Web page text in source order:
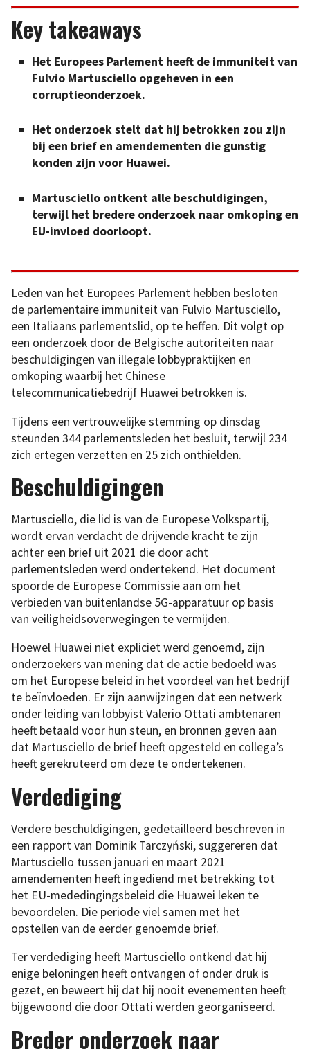
Key takeaways
Het Europees Parlement heeft de immuniteit van
Fulvio Martusciello opgeheven in een
corruptieonderzoek.
Het onderzoek stelt dat hij betrokken zou zijn
bij een brief en amendementen die gunstig
konden zijn voor Huawei.
Martusciello ontkent alle beschuldigingen,
terwijl het bredere onderzoek naar omkoping en
EU-invloed doorloopt.
Leden van het Europees Parlement hebben besloten
de parlementaire immuniteit van Fulvio Martusciello,
een Italiaans parlementslid, op te heffen. Dit volgt op
een onderzoek door de Belgische autoriteiten naar
beschuldigingen van illegale lobbypraktijken en
omkoping waarbij het Chinese
telecommunicatiebedrijf Huawei betrokken is.
Tijdens een vertrouwelijke stemming op dinsdag
steunden 344 parlementsleden het besluit, terwijl 234
zich ertegen verzetten en 25 zich onthielden.
Beschuldigingen
Martusciello, die lid is van de Europese Volkspartij,
wordt ervan verdacht de drijvende kracht te zijn
achter een brief uit 2021 die door acht
parlementsleden werd ondertekend. Het document
spoorde de Europese Commissie aan om het
verbieden van buitenlandse 5G-apparatuur op basis
van veiligheidsoverwegingen te vermijden.
Hoewel Huawei niet expliciet werd genoemd, zijn
onderzoekers van mening dat de actie bedoeld was
om het Europese beleid in het voordeel van het bedrijf
te beïnvloeden. Er zijn aanwijzingen dat een netwerk
onder leiding van lobbyist Valerio Ottati ambtenaren
heeft betaald voor hun steun, en bronnen geven aan
dat Martusciello de brief heeft opgesteld en collega’s
heeft gerekruteerd om deze te ondertekenen.
Verdediging
Verdere beschuldigingen, gedetailleerd beschreven in
een rapport van Dominik Tarczyński, suggereren dat
Martusciello tussen januari en maart 2021
amendementen heeft ingediend met betrekking tot
het EU-mededingingsbeleid die Huawei leken te
bevoordelen. Die periode viel samen met het
opstellen van de eerder genoemde brief.
Ter verdediging heeft Martusciello ontkend dat hij
enige beloningen heeft ontvangen of onder druk is
gezet, en beweert hij dat hij nooit evenementen heeft
bijgewoond die door Ottati werden georganiseerd.
Breder onderzoek naar